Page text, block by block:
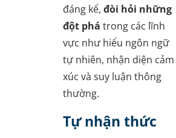
đáng kể, đòi hỏi những
đột phá trong các lĩnh
vực như hiểu ngôn ngữ
tự nhiên, nhận diện cảm
xúc và suy luận thông
thường.
Tự nhận thức